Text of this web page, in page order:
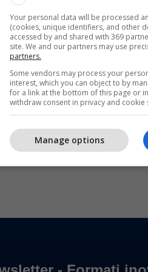
u ka siguruar të
të bisedojë me përgjegjësit
timen. Nuk e di
jap përgjigje”, u tha të
rreth 'Lagjes së
Your personal data will be processed
(cookies, unique identifiers, and other
accessed by and shared with 369
site. We and our partners may use
partners.
Some vendors may process your
interest, which you can object to by
for a link at the bottom of this page or
withdraw consent in privacy and cookie
Manage options